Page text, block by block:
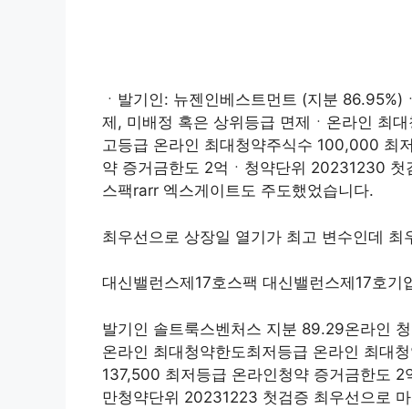
ㆍ발기인: 뉴젠인베스트먼트 (지분
제, 미배정 혹은 상위등급 면제ㆍ온라인 최
고등급 온라인 최대청약주식수 100,000 최
약 증거금한도 2억ㆍ청약단위 20231230
스팩rarr 엑스게이트도 주도했었습니다.
최우선으로 상장일 열기가 최고 변수인데
대신밸런스제17호스팩 대신밸런스제17호기
발기인 솔트룩스벤처스 지분 89.29온라인
온라인 최대청약한도최저등급 온라인 최대
137,500 최저등급 온라인청약 증거금한도
만청약단위 20231223 첫검증 최우선으로